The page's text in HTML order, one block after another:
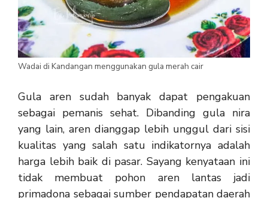
Wadai di Kandangan menggunakan gula merah cair
Gula aren sudah banyak dapat pengakuan
sebagai pemanis sehat. Dibanding gula nira
yang lain, aren dianggap lebih unggul dari sisi
kualitas yang salah satu indikatornya adalah
harga lebih baik di pasar. Sayang kenyataan ini
tidak membuat pohon aren lantas jadi
primadona sebagai sumber pendapatan daerah